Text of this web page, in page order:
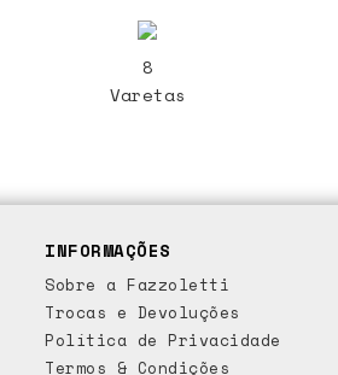
8
Varetas
INFORMAÇÕES
Sobre a Fazzoletti
Trocas e Devoluções
Política de Privacidade
Termos & Condições